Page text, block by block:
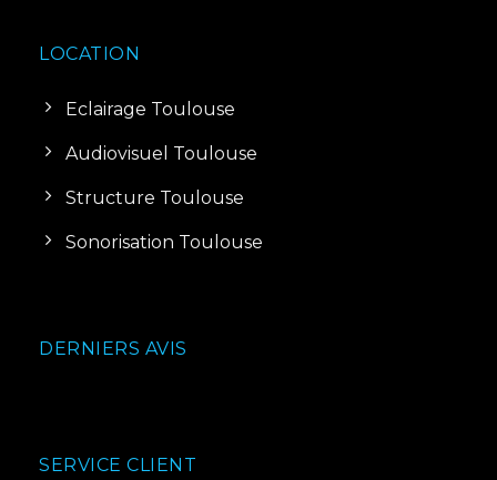
LOCATION
Eclairage Toulouse
Audiovisuel Toulouse
Structure Toulouse
Sonorisation Toulouse
DERNIERS AVIS
SERVICE CLIENT